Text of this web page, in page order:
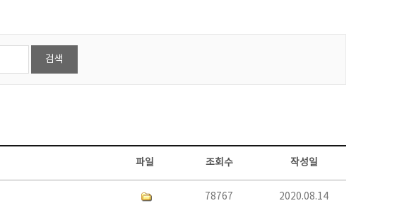
파일 조회수 작성일
78767 2020.08.14